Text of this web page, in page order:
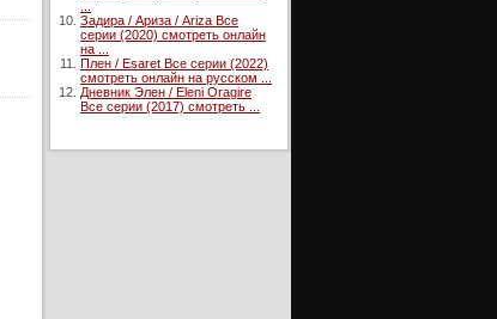
Задира / Ариза / Ariza Все
серии (2020) смотреть онлайн
на ...
Плен / Esaret Все серии (2022)
смотреть онлайн на русском ...
Дневник Элен / Eleni Oragire
Все серии (2017) смотреть ...